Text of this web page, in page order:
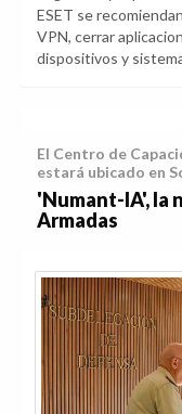
ESET se
VPN, cerrar
dispositivos y
El Centro de
estará ubicado en
'Numant-IA', la
Armadas